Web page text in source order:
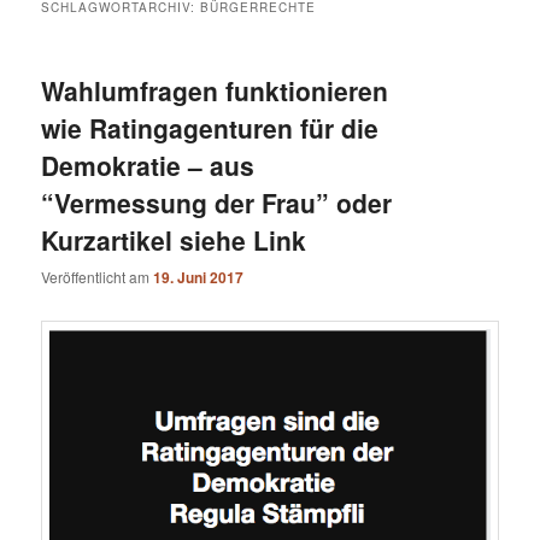
SCHLAGWORTARCHIV:BÜRGERRECHTE
Wahlumfragen funktionieren
wie Ratingagenturen für die
Demokratie – aus
“Vermessung der Frau” oder
Kurzartikel siehe Link
Veröffentlicht am19. Juni 2017